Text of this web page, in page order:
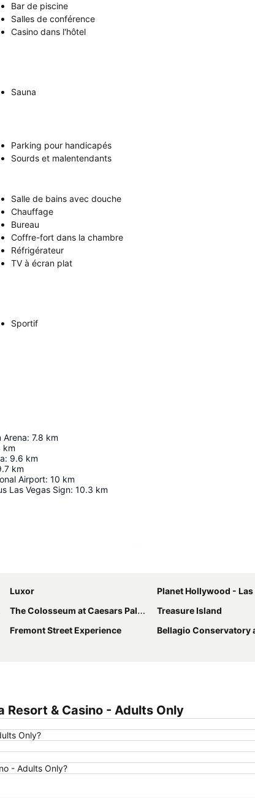
Bar de piscine
Salles de conférence
Casino dans l'hôtel
Sauna
Parking pour handicapés
Sourds et malentendants
Salle de bains avec douche
Chauffage
Bureau
Coffre-fort dans la chambre
Réfrigérateur
TV à écran plat
Sportif
Arena: 7.8 km
km
: 9.6 km
km
Airport: 10 km
Las Vegas Sign: 10.3 km
Luxor
Planet Hollywood - Las
The Colosseum at Caesars Palace
Treasure Island
Fremont Street Experience
Bellagio Conservatory and
Resort & Casino - Adults Only
Only?
- Adults Only?